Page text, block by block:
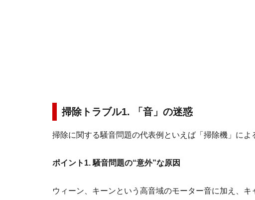
掃除トラブル1. 「音」の迷惑
掃除に関する騒音問題の代表例といえば「掃除機」によ
ポイント1. 騒音問題の“意外”な原因
ウィーン、キーンという高音域のモーター音に加え、